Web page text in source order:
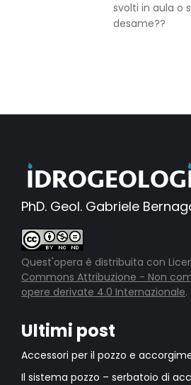
svolti in aula o
desame??
PhD. Geol. Gabriele
Quest'opera è distribuita con
Commons Attribuzione - Non
opere derivate 4.0 Internazionale.
Ultimi post
Accessori per il pozzo e
Il sistema pozzo – serbatoio di